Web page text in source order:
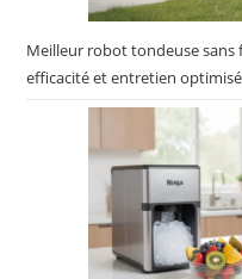
Meilleur robot tondeuse
efficacité et entretien